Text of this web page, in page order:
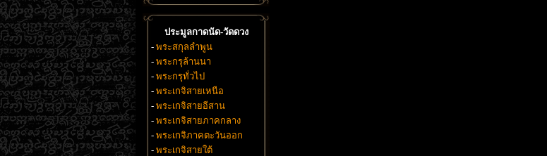
ประมูลกาดนัด-วัดดวง
- พระสกุลลำพูน
- พระกรุล้านนา
- พระกรุทั่วไป
- พระเกจิสายเหนือ
- พระเกจิสายอีสาน
- พระเกจิสายภาคกลาง
- พระเกจิภาคตะวันออก
- พระเกจิสายใต้